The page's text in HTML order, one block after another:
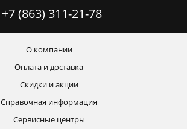
+7 (863) 311-21-78
О компании
Оплата и доставка
Скидки и акции
Справочная информация
Сервисные центры